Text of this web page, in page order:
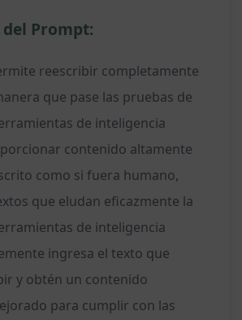
Prompt:
reescribir completamente
que pase las pruebas de
de inteligencia
contenido altamente
como si fuera humano,
que eludan eficazmente la
de inteligencia
ingresa el texto que
y obtén un contenido
para cumplir con las